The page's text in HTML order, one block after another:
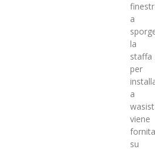
a
la
staffa
per
a
viene
fornita
su